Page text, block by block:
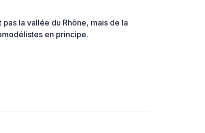
la vallée du Rhône, mais de la
en principe.